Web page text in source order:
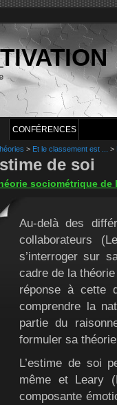
CONFÉRENCES
> Et le classement est ... >
de soi
sociométrique de
Au-delà des
collaborateurs
s’interroger sur
cadre de la
réponse à cette
comprendre la
partie du
formuler sa
L’estime de soi
même et Leary
composante